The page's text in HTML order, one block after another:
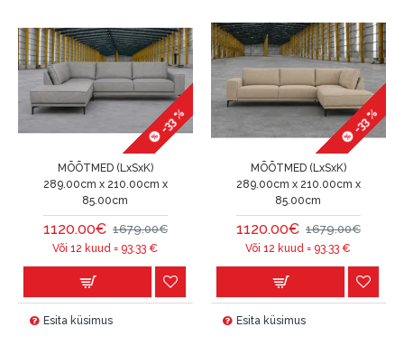
-33 %
MÕÕTMED (LxSxK)
289.00cm x 210.00cm x
85.00cm
1120.00€ 1679.00€
Või 12 kuud = 93.33 €
Esita küsimus
-33 %
MÕÕTMED (LxSxK)
289.00cm x 210.00cm x
85.00cm
1120.00€ 1679.00€
Või 12 kuud = 93.33 €
Esita küsimus